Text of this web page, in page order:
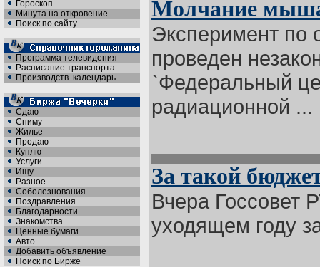
Гороскоп
Минута на откровение
Поиск по сайту
Программа телевидения
Расписание транспорта
Производств. календарь
Сдаю
Сниму
Жилье
Продаю
Куплю
Услуги
Ищу
Разное
Соболезнования
Поздравления
Благодарности
Знакомства
Ценные бумаги
Авто
Добавить объявление
Поиск по Бирже
Молчание
Эксперимент по
проведен
`Федеральный
радиационной ...
За такой
Вчера Госсовет
уходящем году